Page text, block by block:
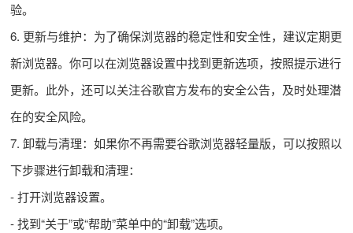
验。
6. 更新与维护：为了确保浏览器的稳定性和安全性，建议定期更
新浏览器。你可以在浏览器设置中找到更新选项，按照提示进行
更新。此外，还可以关注谷歌官方发布的安全公告，及时处理潜
在的安全风险。
7. 卸载与清理：如果你不再需要谷歌浏览器轻量版，可以按照以
下步骤进行卸载和清理：
- 打开浏览器设置。
- 找到“关于”或“帮助”菜单中的“卸载”选项。